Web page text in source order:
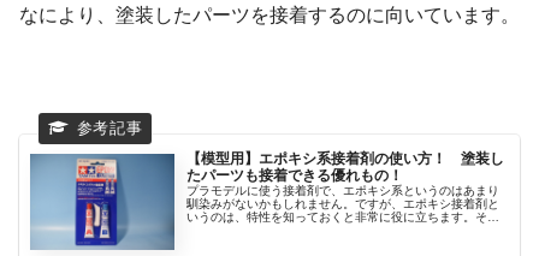
なにより、塗装したパーツを接着するのに向いています。
【模型用】エポキシ系接着剤の使い方！ 塗装し
たパーツも接着できる優れもの！
プラモデルに使う接着剤で、エポキシ系というのはあまり
馴染みがないかもしれません。ですが、エポキシ接着剤と
いうのは、特性を知っておくと非常に役に立ちます。そん